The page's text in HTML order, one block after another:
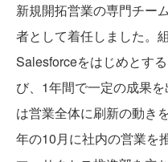
新規開拓営業の専門チー
者として着任しました。
Salesforceをはじめとす
び、1年間で一定の成果
は営業全体に刷新の動き
年の10月に社内の営業を